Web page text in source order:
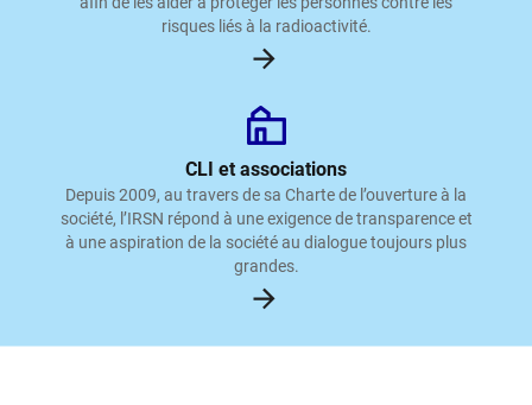
risques liés à la radioactivité.
CLI et associations
Depuis 2009, au travers de sa Charte de l’ouverture à la
société, l’IRSN répond à une exigence de transparence et
à une aspiration de la société au dialogue toujours plus
grandes.